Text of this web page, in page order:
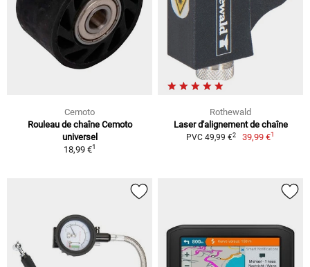
Cemoto
Rouleau de chaîne Cemoto
universel
18,99 €1
Rothewald
Laser d'alignement de chaîne
PVC 49,99 €2 39,99 €1